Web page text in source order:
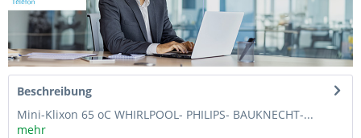
Beschreibung
Mini-Klixon 65 oC WHIRLPOOL- PHILIPS- BAUKNECHT-...
mehr